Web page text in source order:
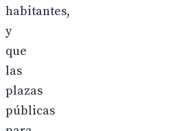
habitantes,
y
que
las
plazas
públicas